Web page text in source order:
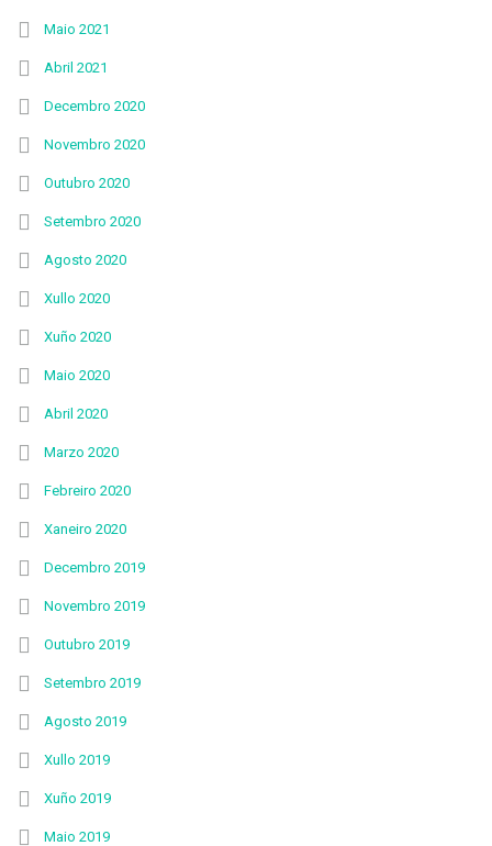
Maio 2021
Abril 2021
Decembro 2020
Novembro 2020
Outubro 2020
Setembro 2020
Agosto 2020
Xullo 2020
Xuño 2020
Maio 2020
Abril 2020
Marzo 2020
Febreiro 2020
Xaneiro 2020
Decembro 2019
Novembro 2019
Outubro 2019
Setembro 2019
Agosto 2019
Xullo 2019
Xuño 2019
Maio 2019